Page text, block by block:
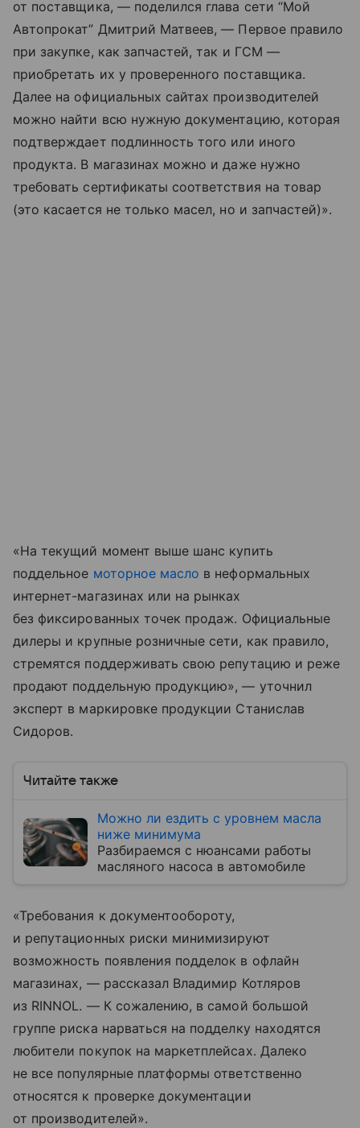
от поставщика, — поделился глава сети “Мой
Автопрокат” Дмитрий Матвеев, — Первое правило
при закупке, как запчастей, так и ГСМ —
приобретать их у проверенного поставщика.
Далее на официальных сайтах производителей
можно найти всю нужную документацию, которая
подтверждает подлинность того или иного
продукта. В магазинах можно и даже нужно
требовать сертификаты соответствия на товар
(это касается не только масел, но и запчастей)».
«На текущий момент выше шанс купить
поддельное моторное масло в неформальных
интернет-магазинах или на рынках
без фиксированных точек продаж. Официальные
дилеры и крупные розничные сети, как правило,
стремятся поддерживать свою репутацию и реже
продают поддельную продукцию», — уточнил
эксперт в маркировке продукции Станислав
Сидоров.
Читайте также
Можно ли ездить с уровнем масла
ниже минимума
Разбираемся с нюансами работы
масляного насоса в автомобиле
«Требования к документообороту,
и репутационных риски минимизируют
возможность появления подделок в офлайн
магазинах, — рассказал Владимир Котляров
из RINNOL. — К сожалению, в самой большой
группе риска нарваться на подделку находятся
любители покупок на маркетплейсах. Далеко
не все популярные платформы ответственно
относятся к проверке документации
от производителей».